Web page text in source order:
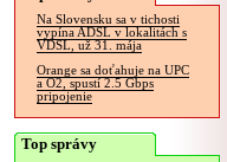
Na Slovensku sa v tichosti
vypína ADSL v lokalitách s
VDSL, už 31. mája
Orange sa doťahuje na UPC
a O2, spustí 2.5 Gbps
pripojenie
Top správy